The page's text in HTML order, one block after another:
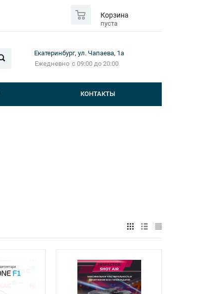
Корзина
пуста
Екатеринбург, ул. Чапаева, 1а
Ежедневно с 09:00 до 20:00
КОНТАКТЫ